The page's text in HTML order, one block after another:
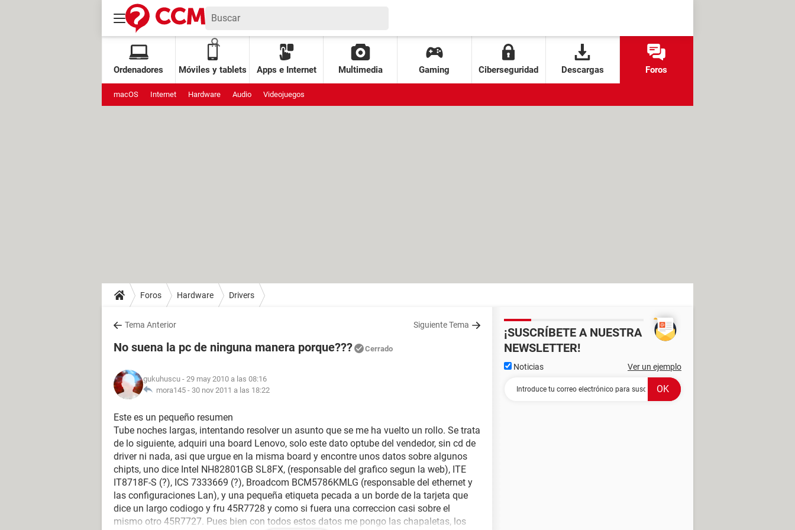
Ordenadores Móviles y tablets Apps e Internet Multimedia Gaming Ciberseguridad Descargas Foros
macOS Internet Hardware Audio Videojuegos
Foros Hardware Drivers
Tema Anterior Siguiente Tema
No suena la pc de ninguna manera porque??? Cerrado
gukuhuscu - 29 may 2010 a las 08:16
mora145 - 30 nov 2011 a las 18:22
Este es un pequeño resumen
Tube noches largas, intentando resolver un asunto que se me ha vuelto un rollo. Se trata
de lo siguiente, adquiri una board Lenovo, solo este dato optube del vendedor, sin cd de
driver ni nada, asi que urgue en la misma board y encontre unos datos sobre algunos
chipts, uno dice Intel NH82801GB SL8FX, (responsable del grafico segun la web), ITE
IT8718F-S (?), ICS 7333669 (?), Broadcom BCM5786KMLG (responsable del ethernet y
las configuraciones Lan), y una pequeña etiqueta pecada a un borde de la tarjeta que
dice un largo codiogo y fru 45R7728 y como si fuera una correccion casi sobre el
mismo otro 45R7727. Pues bien con todos estos datos me pongo las chapaletas, los
¡SUSCRÍBETE A NUESTRA
NEWSLETTER!
Noticias Ver un ejemplo